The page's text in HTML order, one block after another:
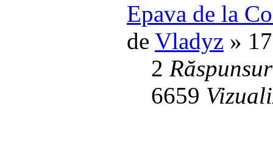
Epava de la
de Vladyz »
2
6659